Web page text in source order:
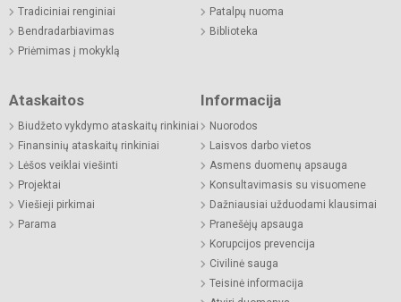
Tradiciniai renginiai
Bendradarbiavimas
Priėmimas į mokyklą
Patalpų nuoma
Biblioteka
Ataskaitos
Biudžeto vykdymo ataskaitų rinkiniai
Finansinių ataskaitų rinkiniai
Lėšos veiklai viešinti
Projektai
Viešieji pirkimai
Parama
Informacija
Nuorodos
Laisvos darbo vietos
Asmens duomenų apsauga
Konsultavimasis su visuomene
Dažniausiai užduodami klausimai
Pranešėjų apsauga
Korupcijos prevencija
Civilinė sauga
Teisinė informacija